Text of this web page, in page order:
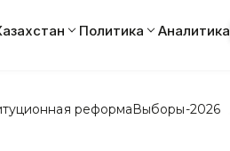
Политика Аналитика
реформаВыборы-2026